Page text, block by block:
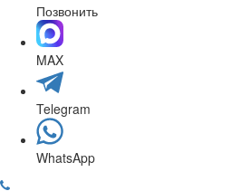
Позвонить
MAX
Telegram
WhatsApp